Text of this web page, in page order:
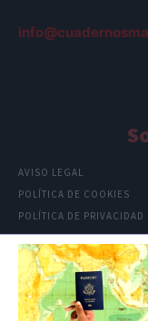
AVISO LEGAL
POLÍTICA DE COOKIES
POLÍTICA DE PRIVACIDAD